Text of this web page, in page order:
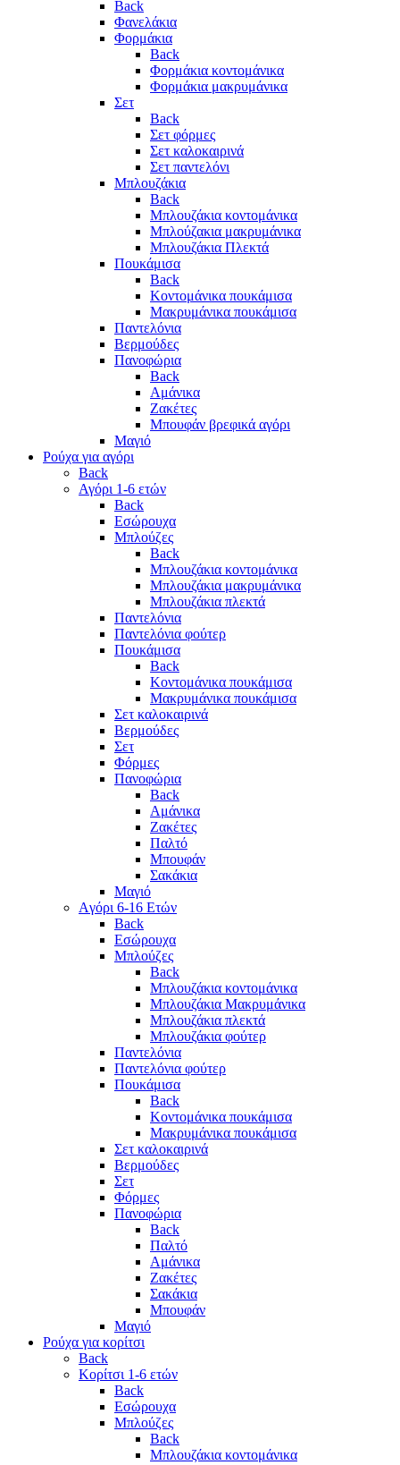
Back
Φανελάκια
Φορμάκια
Back
Φορμάκια κοντομάνικα
Φορμάκια μακρυμάνικα
Σετ
Back
Σετ φόρμες
Σετ καλοκαιρινά
Σετ παντελόνι
Μπλουζάκια
Back
Μπλουζάκια κοντομάνικα
Μπλούζακια μακρυμάνικα
Μπλουζάκια Πλεκτά
Πουκάμισα
Back
Κοντομάνικα πουκάμισα
Μακρυμάνικα πουκάμισα
Παντελόνια
Βερμούδες
Πανοφώρια
Back
Αμάνικα
Ζακέτες
Μπουφάν βρεφικά αγόρι
Μαγιό
Ρούχα για αγόρι
Back
Αγόρι 1-6 ετών
Back
Εσώρουχα
Μπλούζες
Back
Μπλουζάκια κοντομάνικα
Μπλουζάκια μακρυμάνικα
Μπλουζάκια πλεκτά
Παντελόνια
Παντελόνια φούτερ
Πουκάμισα
Back
Κοντομάνικα πουκάμισα
Μακρυμάνικα πουκάμισα
Σετ καλοκαιρινά
Βερμούδες
Σετ
Φόρμες
Πανοφώρια
Back
Αμάνικα
Ζακέτες
Παλτό
Μπουφάν
Σακάκια
Μαγιό
Aγόρι 6-16 Ετών
Back
Eσώρουχα
Μπλούζες
Back
Μπλουζάκια κοντομάνικα
Μπλουζάκια Μακρυμάνικα
Μπλουζάκια πλεκτά
Μπλουζάκια φούτερ
Παντελόνια
Παντελόνια φούτερ
Πουκάμισα
Back
Κοντομάνικα πουκάμισα
Μακρυμάνικα πουκάμισα
Σετ καλοκαιρινά
Βερμούδες
Σετ
Φόρμες
Πανοφώρια
Back
Παλτό
Αμάνικα
Ζακέτες
Σακάκια
Μπουφάν
Μαγιό
Ρούχα για κορίτσι
Back
Κορίτσι 1-6 ετών
Back
Εσώρουχα
Μπλούζες
Back
Μπλουζάκια κοντομάνικα